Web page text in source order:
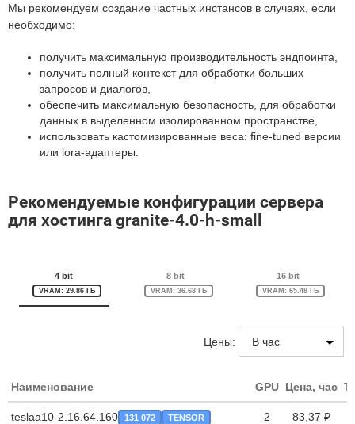
Мы рекомендуем создание частных инстансов в случаях, если
необходимо:
получить максимальную производительность эндпоинта,
получить полный контекст для обработки больших
запросов и диалогов,
обеспечить максимальную безопасность, для обработки
данных в выделенном изолированном пространстве,
использовать кастомизированные веса: fine-tuned версии
или lora-адаптеры.
Рекомендуемые конфигурации сервера
для хостинга granite-4.0-h-small
4 bit
VRAM: 29.86 ГБ
8 bit
VRAM: 36.68 ГБ
16 bit
VRAM: 65.48 ГБ
Цены:
Наименование GPU Цена, час
teslaa10-2.16.64.160 131 072 TENSOR 2 83,37 ₽